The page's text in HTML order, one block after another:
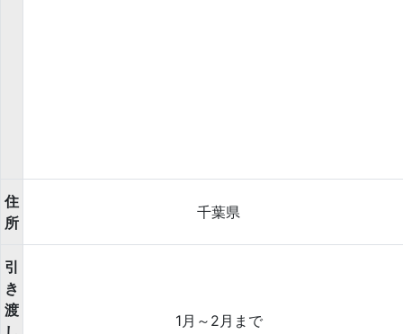
住
所
千葉県
引
き
渡
1月～2月まで